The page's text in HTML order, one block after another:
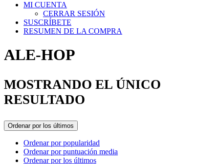
MI CUENTA
CERRAR SESIÓN
SUSCRÍBETE
RESUMEN DE LA COMPRA
ALE-HOP
MOSTRANDO EL ÚNICO
RESULTADO
Ordenar por los últimos
Ordenar por popularidad
Ordenar por puntuación media
Ordenar por los últimos